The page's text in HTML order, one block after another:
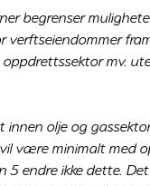
begrenser
mv.
olje og
være minimalt med
endre ikke dette.